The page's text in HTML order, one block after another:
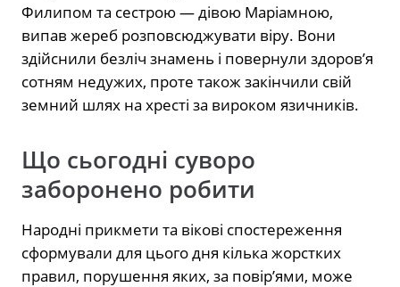
Филипом та сестрою — дівою Маріамною,
випав жереб розповсюджувати віру. Вони
здійснили безліч знамень і повернули здоров’я
сотням недужих, проте також закінчили свій
земний шлях на хресті за вироком язичників.
Що сьогодні суворо
заборонено робити
Народні прикмети та вікові спостереження
сформували для цього дня кілька жорстких
правил, порушення яких, за повір’ями, може